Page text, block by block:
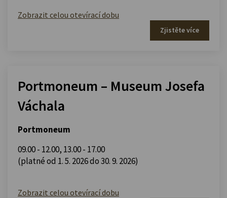
Zobrazit celou otevírací dobu
Zjistěte více
Portmoneum – Museum Josefa
Váchala
Portmoneum
09.00 - 12.00, 13.00 - 17.00
(platné od 1. 5. 2026 do 30. 9. 2026)
Zobrazit celou otevírací dobu